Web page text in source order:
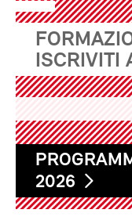
ISCRIVITI
2026